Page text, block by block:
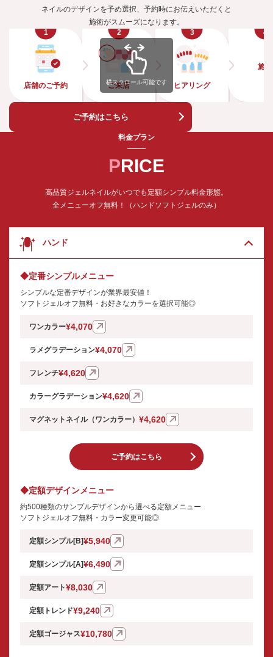
ネイルのデザインを予め選択、予約時にお伝えいただくと
施術がスムーズになります。
店舗のご予約
STEP
ご来店 ヒアリング
施術
横スクロール可能です
ご予約はこちら
料金プラン
PRICE
高品質ジェルネイルがいつでも定額シンプル料金形態。
全メニューオフ無料！（ハンドソフトジェルのみ）
ハンド
◆定番シンプルメニュー
シンプルな定番デザインが業界最安値！
ソフトジェルオフ無料・お好きなカラーを選択可能◎
ワンカラー¥4,070
ラメグラデーション¥4,070
フレンチ¥4,620
カラーグラデーション¥4,620
マグネットネイル（ワンカラー） ¥4,620
ご予約はこちら
◆定額デザインメニュー
約500種類のサンプルデザインから選べる定額メニュー
ソフトジェルオフ無料・カラー変更可能◎
定額シンプル[B]¥5,940
定額シンプル[A]¥6,490
定額アート¥8,030
定額トレンド¥9,240
定額ゴージャス¥10,780